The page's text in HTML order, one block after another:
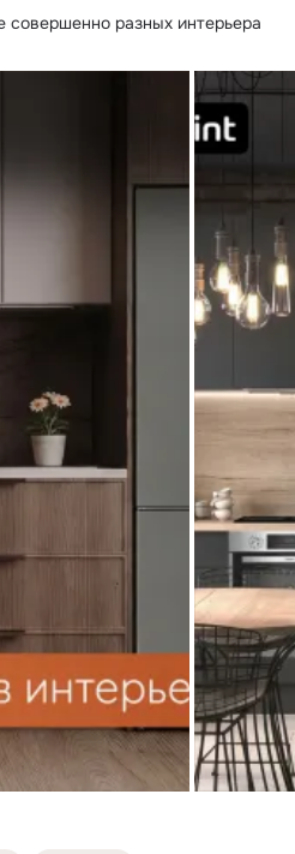
совершенно разных интерьера